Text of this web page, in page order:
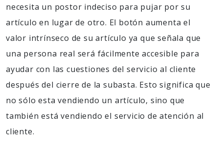
necesita un postor indeciso para pujar por su
artículo en lugar de otro. El botón aumenta el
valor intrínseco de su artículo ya que señala que
una persona real será fácilmente accesible para
ayudar con las cuestiones del servicio al cliente
después del cierre de la subasta. Esto significa que
no sólo esta vendiendo un artículo, sino que
también está vendiendo el servicio de atención al
cliente.